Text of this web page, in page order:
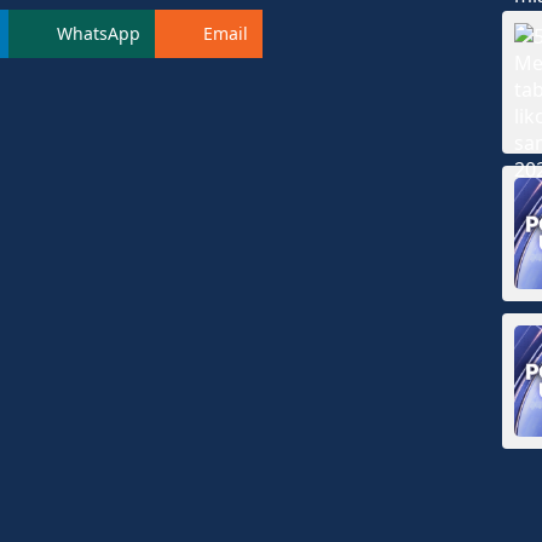
WhatsApp Email